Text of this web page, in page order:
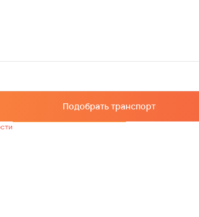
Подобрать транспорт